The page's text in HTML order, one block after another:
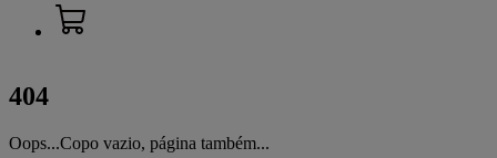
404
Oops...Copo vazio, página também...